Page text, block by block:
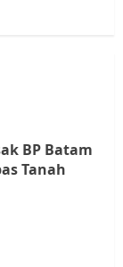
BP Batam
Tanah